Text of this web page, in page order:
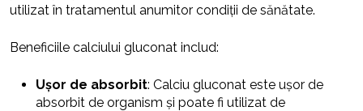
utilizat în tratamentul anumitor condiții de sănătate.
Beneficiile calciului gluconat includ:
Ușor de absorbit: Calciu gluconat este ușor de
absorbit de organism și poate fi utilizat de